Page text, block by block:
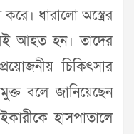
ধারালো অস্ত্রের
আহত হন। তাদের
চিকিৎসার
বলে জানিয়েছেন
হাসপাতালে